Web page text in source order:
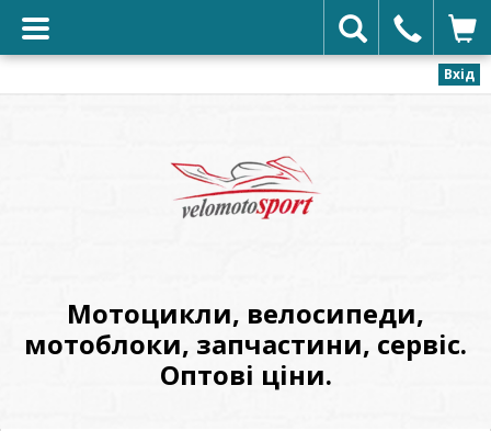
Вхід
Оптові
ціни.
Мотоцикли, велосипеди,
мотоблоки, запчастини, сервіс.
Оптові ціни.